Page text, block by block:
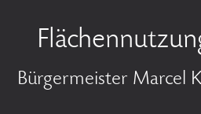
Bürgermeister Marcel